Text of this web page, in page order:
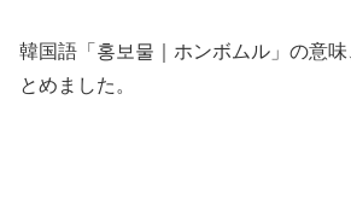
韓国語「홍보물｜ホンボムル」の意
とめました。